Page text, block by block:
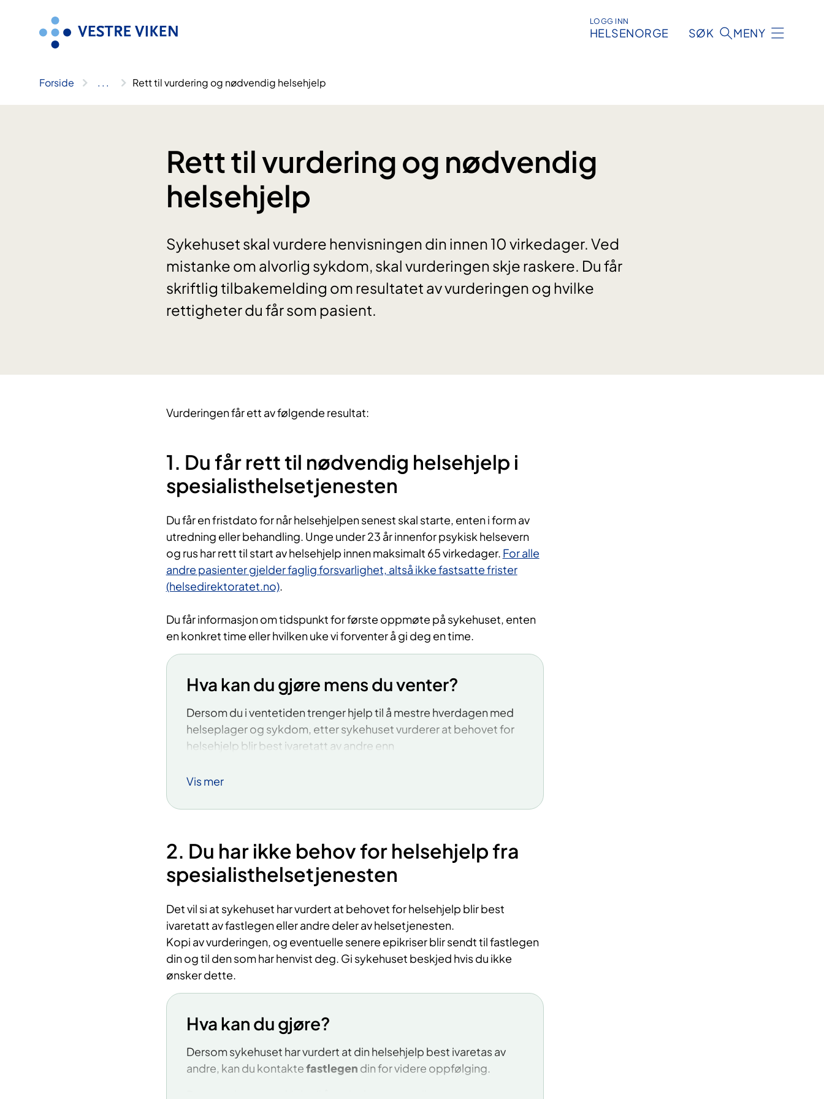
LOGG INN
HELSENORGE SØK MENY
Forside .. . Rett til vurdering og nødvendig helsehjelp
Rett til vurdering og nødvendig
helsehjelp
Sykehuset skal vurdere henvisningen din innen 10 virkedager. Ved
mistanke om alvorlig sykdom, skal vurderingen skje raskere. Du får
skriftlig tilbakemelding om resultatet av vurderingen og hvilke
rettigheter du får som pasient.
Vurderingen får ett av følgende resultat:
1. Du får rett til nødvendig helsehjelp i
spesialisthelsetjenesten
Du får en fristdato for når helsehjelpen senest skal starte, enten i form av
utredning eller behandling. Unge under 23 år innenfor psykisk helsevern
og rus har rett til start av helsehjelp innen maksimalt 65 virkedager. For alle
andre pasienter gjelder faglig forsvarlighet, altså ikke fastsatte frister
(helsedirektoratet.no).
Du får informasjon om tidspunkt for første oppmøte på sykehuset, enten
en konkret time eller hvilken uke vi forventer å gi deg en time.
Hva kan du gjøre mens du venter?
Dersom du i ventetiden trenger hjelp til å mestre hverdagen med
helseplager og sykdom, etter sykehuset vurderer at behovet for
helsehjelp blir best ivaretatt av andre enn
kommunale tjenester som ikke krever henvisning
Frisklivssentralen
Frisklivssentral er en kommunal helsetjeneste for deg som har økt
støtte fra helsepersonell til å endre levevaner og mestre
hverdagen med helseplager.
Frisklivssentralen har både individuelle og gruppebaserte tilbud
og kan hjelpe deg til å:
få et sunnere kosthold
sove bedre
slutte med snus eller røyk
Vis mer
2. Du har ikke behov for helsehjelp fra
spesialisthelsetjenesten
Det vil si at sykehuset har vurdert at behovet for helsehjelp blir best
ivaretatt av fastlegen eller andre deler av helsetjenesten.
Kopi av vurderingen, og eventuelle senere epikriser blir sendt til fastlegen
din og til den som har henvist deg. Gi sykehuset beskjed hvis du ikke
ønsker dette.
Hva kan du gjøre?
Dersom sykehuset har vurdert at din helsehjelp best ivaretas av
andre, kan du kontaktefastlegen din for videre oppfølging.